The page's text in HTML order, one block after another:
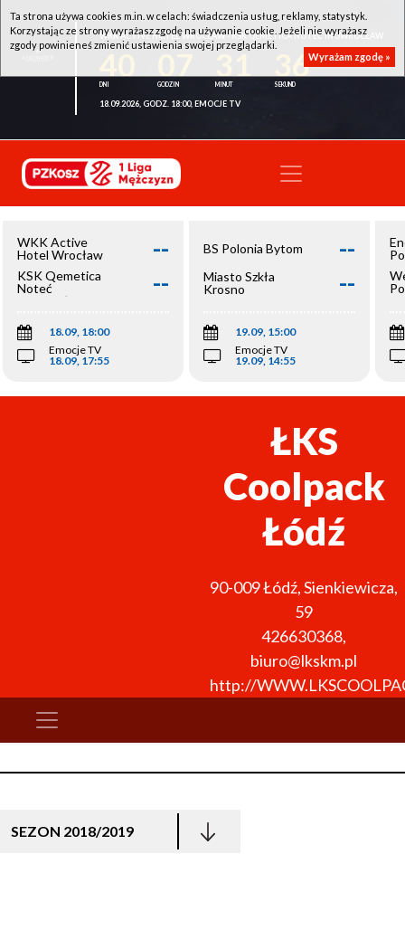
WKK ACTIVE HOTEL WROCŁAW - KSK QEMETICA NOTEĆ INOWROCŁAW
36
18.09.2026, GODZ. 18:00, EMOCJE TV
WKK Active
Hotel Wrocław
--
KSK Qemetica
Noteć
Inowrocław
--
18.09, 18:00
Emocje TV
18.09, 17:55
BS Polonia Bytom --
Miasto Szkła
Krosno
--
19.09, 15:00
Emocje TV
19.09, 14:55
ŁKS
Coolpack
Łódź
90-009Łódź,Sienkiewicza,
59
426630368,
biuro@lkskm.pl
http://
SEZON 2018/2019
Ta strona używa cookies m.in. w celach: świadczenia usług, reklamy, statystyk.
Korzystając ze strony wyrażasz zgodę na używanie cookie. Jeżeli nie wyrażasz
zgody powinieneś zmienić ustawienia swojej przeglądarki.
Wyrażam zgodę »